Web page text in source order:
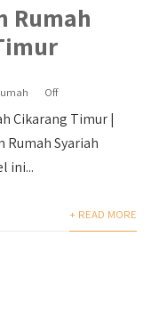
Rumah
Off
Cikarang Timur |
Rumah Syariah
ini...
+ READ MORE